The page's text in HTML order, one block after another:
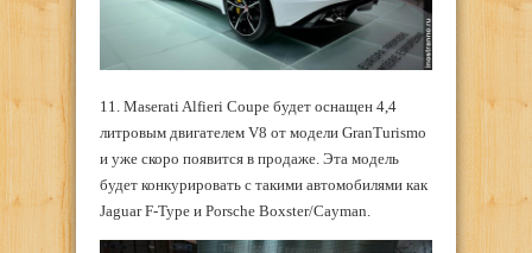
11. Maserati Alfieri Coupe будет оснащен 4,4
литровым двигателем V8 от модели GranTurismo
и уже скоро появится в продаже. Эта модель
будет конкурировать с такими автомобилями как
Jaguar F-Type и Porsche Boxster/Cayman.